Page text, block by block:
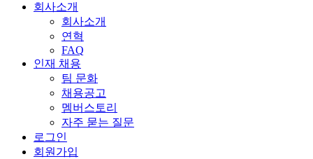
회사소개
회사소개
연혁
FAQ
인재 채용
팀 문화
채용공고
멤버스토리
자주 묻는 질문
로그인
회원가입